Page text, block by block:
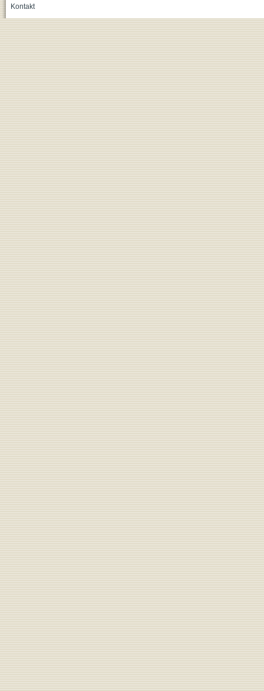
Kontakt